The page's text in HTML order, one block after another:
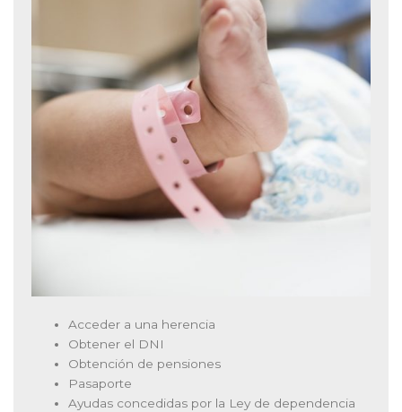
Acceder a una herencia
Obtener el DNI
Obtención de pensiones
Pasaporte
Ayudas concedidas por la Ley de dependencia